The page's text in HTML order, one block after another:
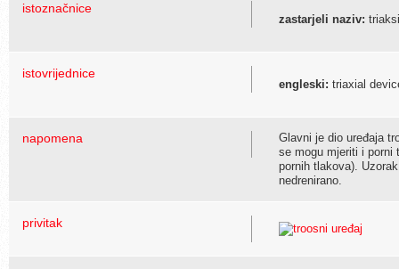
istoznačnice
zastarjeli naziv:
istovrijednice
engleski: triaxial
napomena
Glavni je dio uređaja
se mogu mjeriti i porni
pornih tlakova).
nedrenirano.
privitak